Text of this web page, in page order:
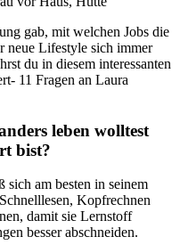
gab, mit welchen Jobs die
neue Lifestyle sich immer
du in diesem interessanten
11 Fragen an Laura
leben wolltest
bist?
sich am besten in seinem
Kopfrechnen
damit sie Lernstoff
besser abschneiden.